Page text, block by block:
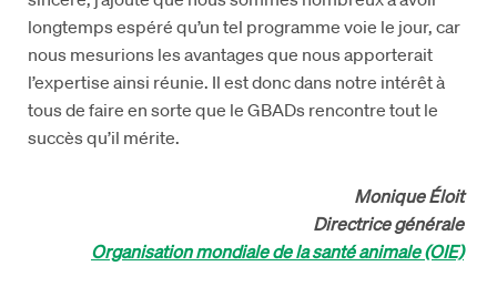
longtemps espéré qu’un tel programme voie le jour, car
nous mesurions les avantages que nous apporterait
l’expertise ainsi réunie. Il est donc dans notre intérêt à
tous de faire en sorte que le GBADs rencontre tout le
succès qu’il mérite.
Monique Éloit
Directrice générale
Organisation mondiale de la santé animale (OIE)